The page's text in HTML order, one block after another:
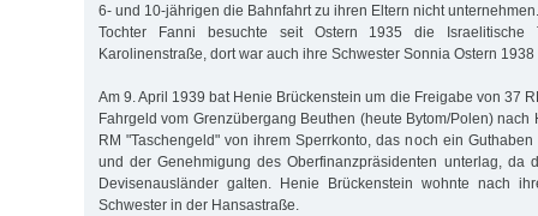
6- und 10-jährigen die Bahnfahrt zu ihren Eltern nicht unternehmen.
Tochter Fanni besuchte seit Ostern 1935 die Israelitische
Karolinenstraße, dort war auch ihre Schwester Sonnia Ostern
Am 9. April 1939 bat Henie Brückenstein um die Freigabe von 37
Fahrgeld vom Grenzübergang Beuthen (heute Bytom/Polen) nach
RM "Taschengeld" von ihrem Sperrkonto, das noch ein
und der Genehmigung des Oberfinanzpräsidenten unterlag, da
Devisenausländer galten. Henie Brückenstein wohnte nach
Schwester in der Hansastraße.